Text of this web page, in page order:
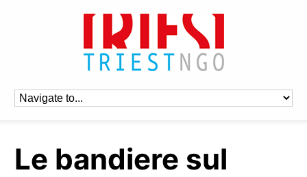
Le bandiere sul